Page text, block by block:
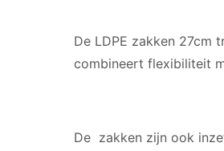
De LDPE zakken 27cm
combineert flexibiliteit
De zakken zijn ook